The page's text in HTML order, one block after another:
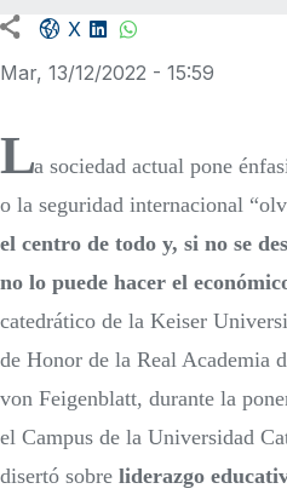
Facebook share
X LinkedIn
Mar, 13/12/2022 - 15:59
La sociedad actual pone
o la seguridad internacional
el centro de todo y, si no se
no lo puede hacer el
catedrático de la Keiser
de Honor de la Real Academia
von Feigenblatt, durante la
el Campus de la Universidad
disertó sobre liderazgo